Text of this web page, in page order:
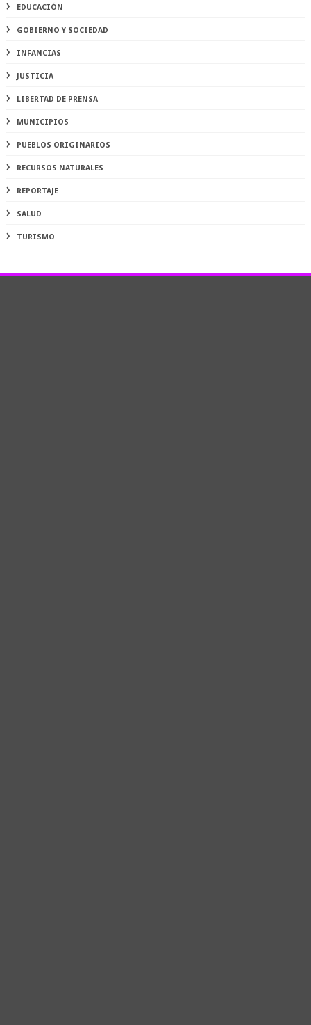
EDUCACIÓN
GOBIERNO Y SOCIEDAD
INFANCIAS
JUSTICIA
LIBERTAD DE PRENSA
MUNICIPIOS
PUEBLOS ORIGINARIOS
RECURSOS NATURALES
REPORTAJE
SALUD
TURISMO